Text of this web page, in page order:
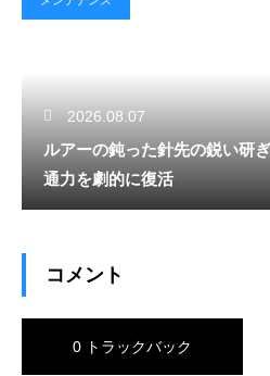
2026.08.07
ルアーの鈍った針先の鋭い研
通力を劇的に復活
コメント
0 トラックバック